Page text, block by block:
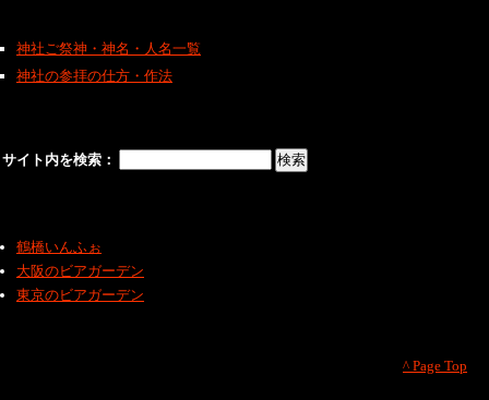
神社ご祭神・神名・人名一覧
神社の参拝の仕方・作法
サイト内を検索：
鶴橋いんふぉ
大阪のビアガーデン
東京のビアガーデン
^ Page Top